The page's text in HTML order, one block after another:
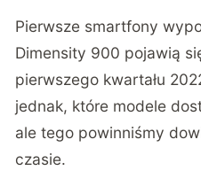
Pierwsze smartfony
Dimensity 900 pojawią
pierwszego kwartału
jednak, które modele
ale tego powinniśmy
czasie.